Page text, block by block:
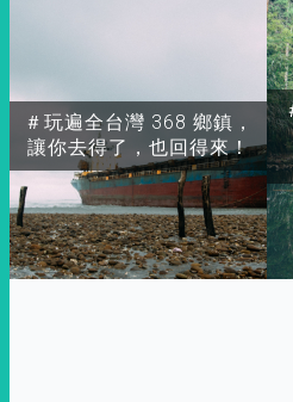
＃玩遍全台灣 368 鄉鎮，
讓你去得了，也回得來！